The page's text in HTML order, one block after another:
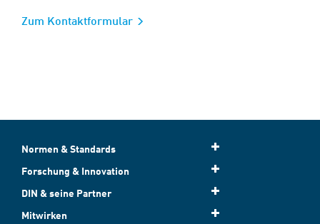
Zum Kontaktformular
Normen & Standards
Forschung & Innovation
DIN & seine Partner
Mitwirken